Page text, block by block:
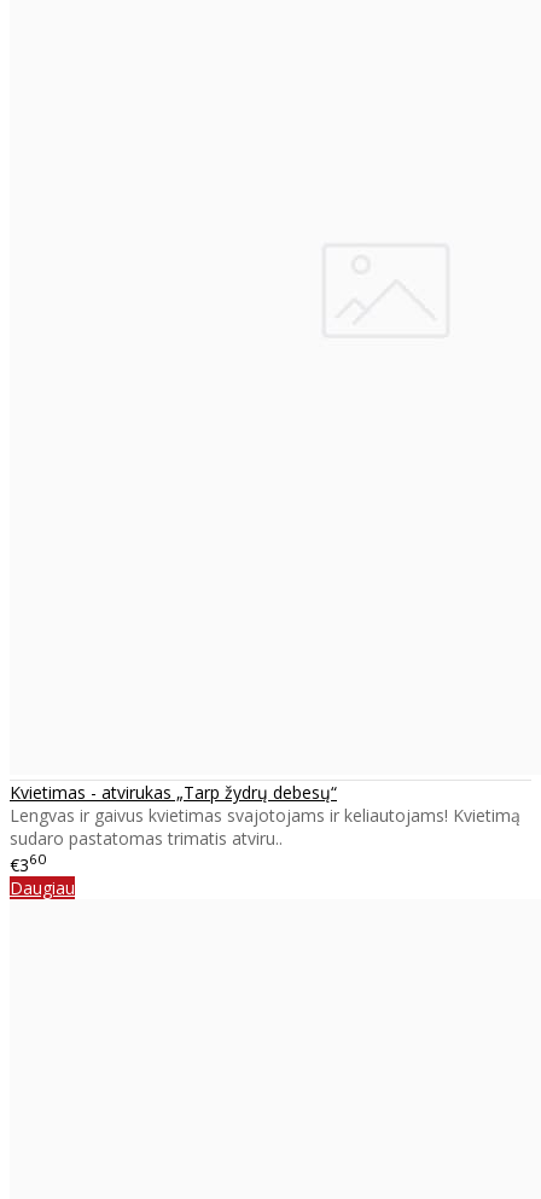
Kvietimas - atvirukas „Tarp žydrų debesų“
Lengvas ir gaivus kvietimas svajotojams ir keliautojams! Kvietimą
sudaro pastatomas trimatis atviru..
€360
Daugiau